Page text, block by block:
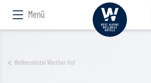
Menü
Wellnesshotel Warther Hof